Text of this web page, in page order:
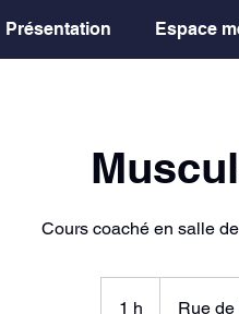
Présentation Espace
Cours coaché en salle
1 h Rue